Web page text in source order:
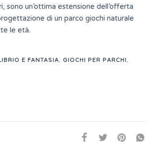
sono un’ottima estensione dell’offerta
di un parco giochi naturale
le età.
E FANTASIA, GIOCHI PER PARCHI,